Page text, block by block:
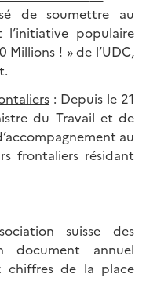
de soumettre au
l’initiative populaire
Millions ! » de l’UDC,
: Depuis le 21
du Travail et de
au
frontaliers résidant
suisse des
document annuel
chiffres de la place